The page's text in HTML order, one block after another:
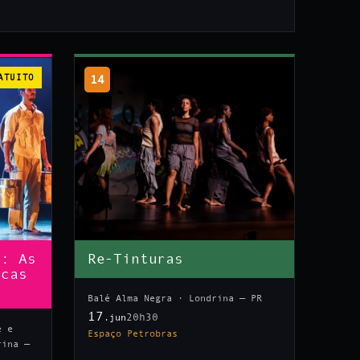
As
e
—
14
Re-Tinturas
Balé Alma Negra · Londrina — PR
17 .jun20h30
Espaço Petrobras